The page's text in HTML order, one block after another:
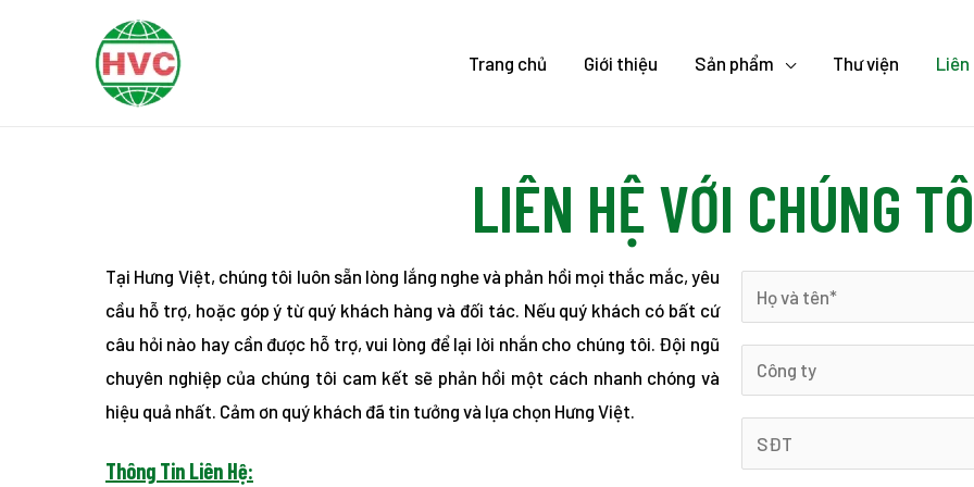
Trang chủ Giới thiệu Sản phẩm Thư viện Liên
LIÊN HỆ VỚI CHÚNG
Tại Hưng Việt, chúng tôi luôn sẵn lòng lắng nghe và phản hồi mọi thắc mắc, yêu
cầu hỗ trợ, hoặc góp ý từ quý khách hàng và đối tác. Nếu quý khách có bất cứ
câu hỏi nào hay cần được hỗ trợ, vui lòng để lại lời nhắn cho chúng tôi. Đội ngũ
chuyên nghiệp của chúng tôi cam kết sẽ phản hồi một cách nhanh chóng và
hiệu quả nhất. Cảm ơn quý khách đã tin tưởng và lựa chọn Hưng Việt.
Thông Tin Liên Hệ: